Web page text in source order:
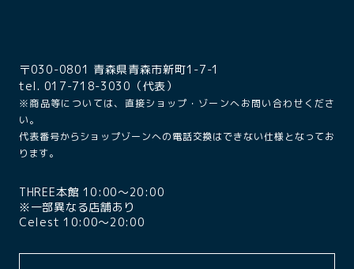
〒030-0801 青森県青森市新町1-7-1
tel. 017-718-3030（代表）
※商品等については、直接ショップ・ゾーンへお問い合わせくださ
い。
代表番号からショップゾーンへの電話交換はできない仕様となってお
ります。
THREE本館 10:00〜20:00
※一部異なる店舗あり
Celest 10:00〜20:00